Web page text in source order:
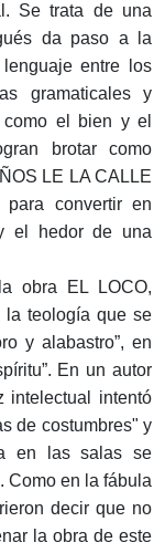
Se trata de una
da paso a la
entre los
gramaticales y
como el bien y el
brotar como
LE LA CALLE
convertir en
el hedor de una
obra EL LOCO,
la teología que se
y alabastro”, en
En un autor
intelectual intentó
de costumbres" y
en las salas se
Como en la fábula
decir que no
la obra de este